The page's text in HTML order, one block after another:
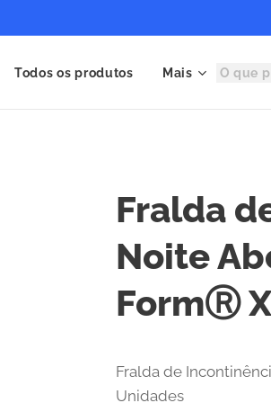
Todos os produtos Mais
Fralda
Noite
FormⓇ
Fralda de
Unidades